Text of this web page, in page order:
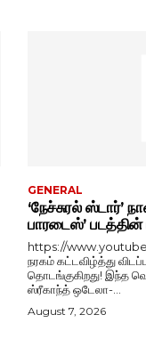
GENERAL
‘நேச்சுரல் ஸ்டார்’
பாரடைஸ்’ படத்தின்
https://
நரகம் கட்டவிழ்த்து
தொடங்குகிறது! இந்த
ஸ்ரீகாந்த் ஒடேலா-...
August 7, 2026